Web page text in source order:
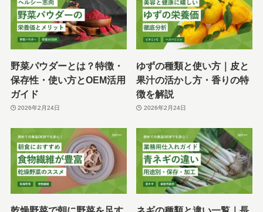
野菜パウダーとは？特徴・
保存性・使い方とOEM活用
ガイド
2026年2月24日
ゆずの種類と使い方｜皮と
果汁の活かし方・香りの特
徴を解説
2026年2月24日